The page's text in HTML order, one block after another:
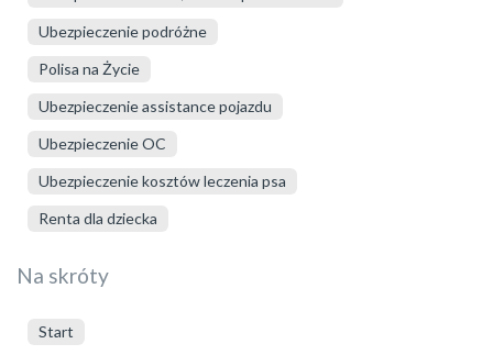
Ubezpieczenie podróżne
Polisa na Życie
Ubezpieczenie assistance pojazdu
Ubezpieczenie OC
Ubezpieczenie kosztów leczenia psa
Renta dla dziecka
Na skróty
Start